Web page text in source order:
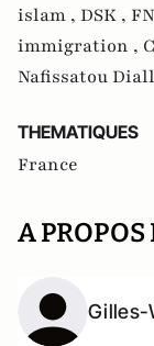
islam , DSK ,
immigration ,
Nafissatou
THEMATIQUES
France
A PROPOS
Gilles-